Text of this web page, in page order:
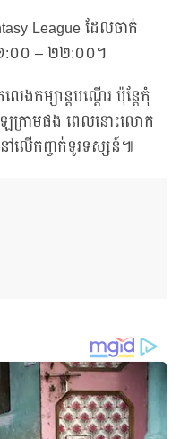
League ដែលចាក់
១:០០ – ២២:០០។
ងកម្សាន្តបណ្តើរ ប៉ុន្តែកុំ
េក្រាមផង ពេលនោះលោក
លើកញ្ចក់ទូរទស្សន៍៕